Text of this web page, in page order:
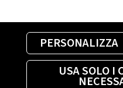
PERSONALIZZA
USA SOLO I